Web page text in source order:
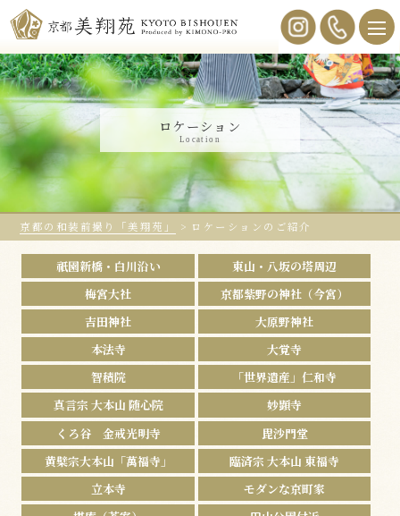
ロケーション
Location
京都の和装前撮り「美翔苑」 > ロケーションのご紹介
祇園新橋・白川沿い
東山・八坂の塔周辺
梅宮大社
京都紫野の神社（今宮）
吉田神社
大原野神社
本法寺
大覚寺
智積院
「世界遺産」仁和寺
真言宗 大本山 随心院
妙顕寺
くろ谷 金戒光明寺
毘沙門堂
黄檗宗大本山「萬福寺」
臨済宗 大本山 東福寺
立本寺
モダンな京町家